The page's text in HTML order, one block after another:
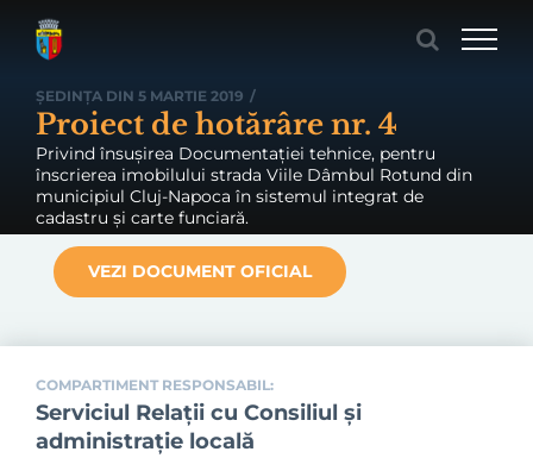
ȘEDINȚA DIN 5 MARTIE 2019 /
Proiect de hotărâre nr. 4
Privind însușirea Documentației tehnice, pentru
înscrierea imobilului strada Viile Dâmbul Rotund din
municipiul Cluj-Napoca în sistemul integrat de
cadastru și carte funciară.
VEZI DOCUMENT OFICIAL
COMPARTIMENT RESPONSABIL:
Serviciul Relaţii cu Consiliul şi
administraţie locală